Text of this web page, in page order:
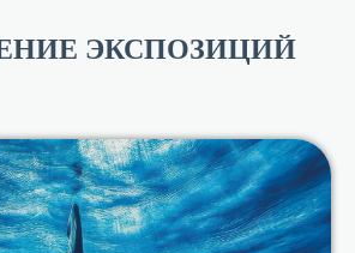
ЭКСПОЗИЦИЙ